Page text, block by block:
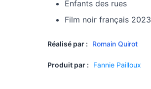
Enfants des rues
Film noir français 2023
Réalisé par : Romain Quirot
Produit par : Fannie Pailloux